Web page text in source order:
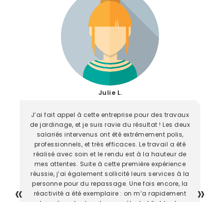
Julie L.
J’ai fait appel à cette entreprise pour des travaux
de jardinage, et je suis ravie du résultat ! Les deux
salariés intervenus ont été extrêmement polis,
professionnels, et très efficaces. Le travail a été
réalisé avec soin et le rendu est à la hauteur de
mes attentes. Suite à cette première expérience
réussie, j’ai également sollicité leurs services à la
personne pour du repassage. Une fois encore, la
réactivité a été exemplaire : on m’a rapidement